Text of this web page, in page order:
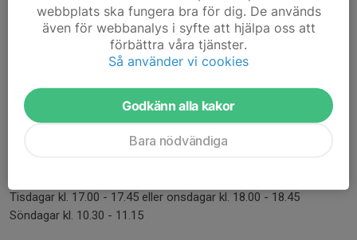
Träningsgrupper i Konståkning
Träningsgrupperna sträcker sig från nybörjare inom konståkning
till avancerade åkare på högre nivå. Om du vill kan du träna för
att tävla annars åker du för att det är roligt. Vi har
Tisdagar kl. 17.00 - 17.45 eller onsdagar kl. 18.00 - 18.45
Söndagar kl. 10.30 - 11.15
webbplats ska fungera bra för dig. De används
även för webbanalys i syfte att hjälpa oss att
förbättra våra tjänster.
Så använder vi cookies
Godkänn alla kakor
Bara nödvändiga